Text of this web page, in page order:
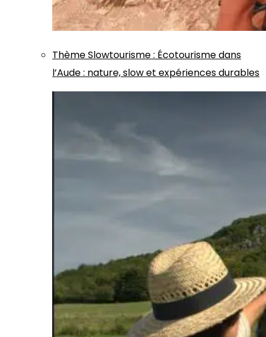
ThèmeSlowtourisme: Écotourisme dans
l’Aude : nature, slow et expériences durables